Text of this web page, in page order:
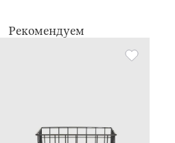
Рекомендуем